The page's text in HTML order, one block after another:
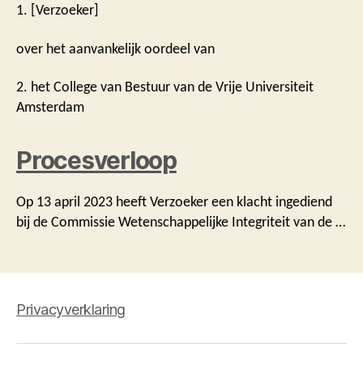
1. [Verzoeker]
over het aanvankelijk oordeel van
2. het College van Bestuur van de Vrije Universiteit
Amsterdam
Procesverloop
Op 13 april 2023 heeft Verzoeker een klacht ingediend
bij de Commissie Wetenschappelijke Integriteit van de …
Privacyverklaring